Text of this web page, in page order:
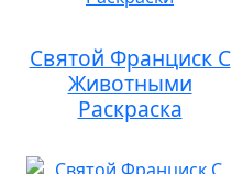
Святой Франциск С
Животными
Раскраска